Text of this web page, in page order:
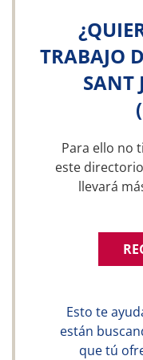
TRABAJO
SANT
Para ello no
este
llevará
Esto te
están
que tú